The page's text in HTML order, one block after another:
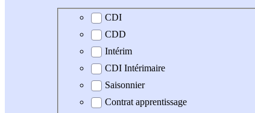
Type de contrat
CDI
CDD
Intérim
CDI Intérimaire
Saisonnier
Contrat apprentissage